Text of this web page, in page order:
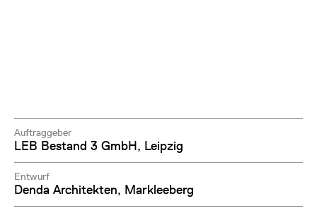
Auftraggeber
LEB Bestand 3 GmbH, Leipzig
Entwurf
Denda Architekten, Markleeberg